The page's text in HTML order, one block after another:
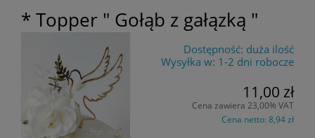
* Topper " Gołąb z gałązką "
Dostępność: duża ilość
Wysyłka w: 1-2 dni robocze
11,00 zł
Cena zawiera 23,00% VAT
Cena netto: 8,94 zł